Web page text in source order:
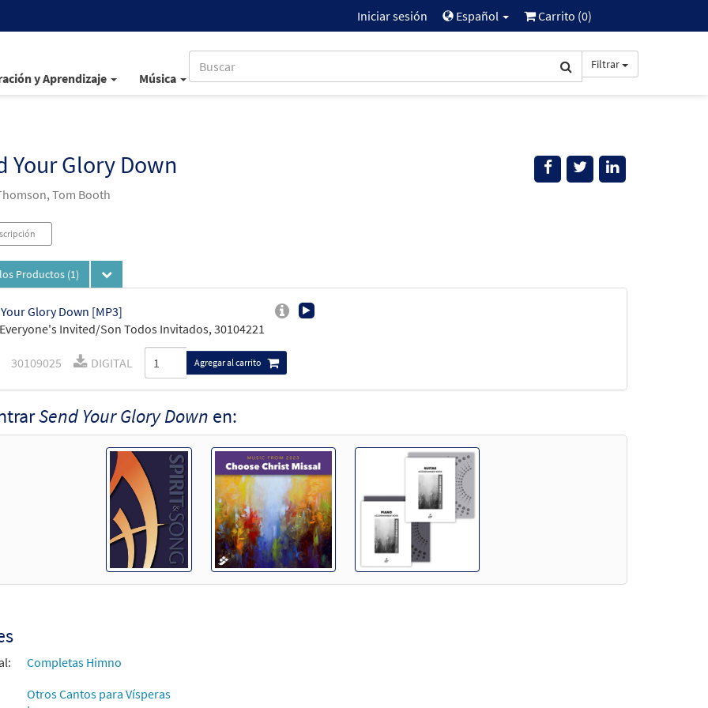
Iniciar sesión Español Carrito (0)
y Aprendizaje Música
Filtrar
Your Glory Down
Tom Booth
Productos (1)
Glory Down [MP3]
Invited/Son Todos Invitados, 30104221
30109025 DIGITAL Agregar al carrito
Send Your Glory Down en:
Completas Himno
Otros Cantos para Vísperas